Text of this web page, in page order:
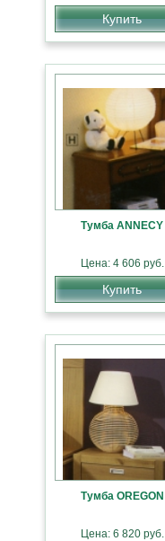
Купить
Тумба ANNECY
Цена: 4 606 руб.
Купить
Тумба OREGON
Цена: 6 820 руб.